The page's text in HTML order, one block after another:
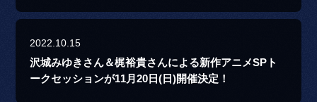
2022.10.15
沢城みゆきさん＆梶裕貴さんによる新作アニメSPト
ークセッションが11月20日(日)開催決定！